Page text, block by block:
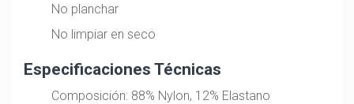
No planchar
No limpiar en seco
Especificaciones Técnicas
Composición: 88% Nylon, 12% Elastano